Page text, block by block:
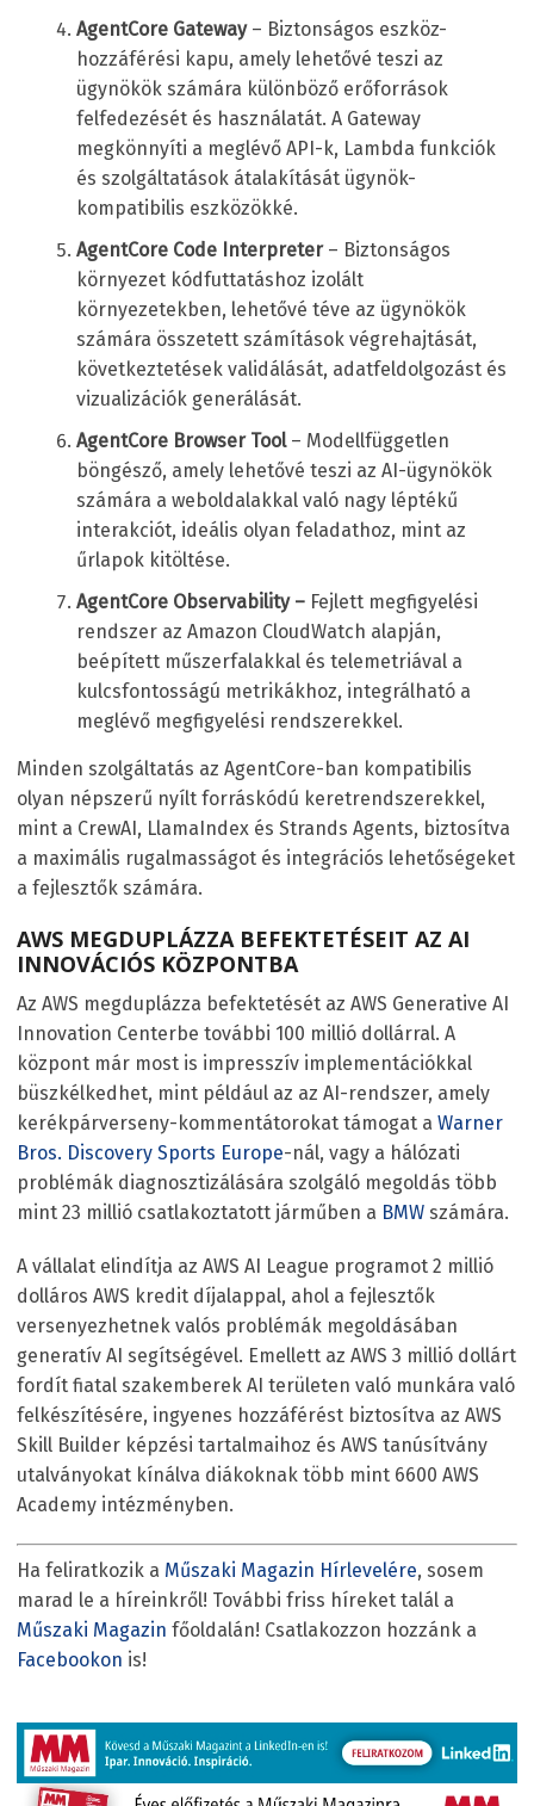
AgentCore Gateway– Biztonságos eszköz-
hozzáférési kapu, amely lehetővé teszi az
ügynökök számára különböző erőforrások
felfedezését és használatát. A Gateway
megkönnyíti a meglévő API-k, Lambda funkciók
és szolgáltatások átalakítását ügynök-
kompatibilis eszközökké.
AgentCore Code Interpreter– Biztonságos
környezet kódfuttatáshoz izolált
környezetekben, lehetővé téve az ügynökök
számára összetett számítások végrehajtását,
következtetések validálását, adatfeldolgozást és
vizualizációk generálását.
AgentCore Browser Tool – Modellfüggetlen
böngésző, amely lehetővé teszi az AI-ügynökök
számára a weboldalakkal való nagy léptékű
interakciót, ideális olyan feladathoz, mint az
űrlapok kitöltése.
AgentCore Observability – Fejlett megfigyelési
rendszer az Amazon CloudWatch alapján,
beépített műszerfalakkal és telemetriával a
kulcsfontosságú metrikákhoz, integrálható a
meglévő megfigyelési rendszerekkel.
Minden szolgáltatás az AgentCore-ban kompatibilis
olyan népszerű nyílt forráskódú keretrendszerekkel,
mint a CrewAI, LlamaIndex és Strands Agents, biztosítva
a maximális rugalmasságot és integrációs lehetőségeket
a fejlesztők számára.
AWS MEGDUPLÁZZA BEFEKTETÉSEIT AZ AI
INNOVÁCIÓS KÖZPONTBA
Az AWS megduplázza befektetését az AWS Generative AI
Innovation Centerbe további 100 millió dollárral. A
központ már most is impresszív implementációkkal
büszkélkedhet, mint például az az AI-rendszer, amely
kerékpárverseny-kommentátorokat támogat a Warner
Bros. Discovery Sports Europe-nál, vagy a hálózati
problémák diagnosztizálására szolgáló megoldás több
mint 23 millió csatlakoztatott járműben a BMW számára.
A vállalat elindítja az AWS AI League programot 2 millió
dolláros AWS kredit díjalappal, ahol a fejlesztők
versenyezhetnek valós problémák megoldásában
generatív AI segítségével. Emellett az AWS 3 millió dollárt
fordít fiatal szakemberek AI területen való munkára való
felkészítésére, ingyenes hozzáférést biztosítva az AWS
Skill Builder képzési tartalmaihoz és AWS tanúsítvány
utalványokat kínálva diákoknak több mint 6600 AWS
Academy intézményben.
Ha feliratkozik a Műszaki Magazin Hírlevelére, sosem
marad le a híreinkről! További friss híreket talál a
Műszaki Magazin főoldalán! Csatlakozzon hozzánk a
Facebookon is!